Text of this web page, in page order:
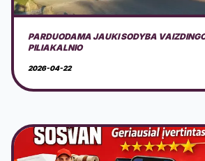
SOSVAN - RASK VEŽĖJĄ IR KAINĄ GREITAI
2026-03-18